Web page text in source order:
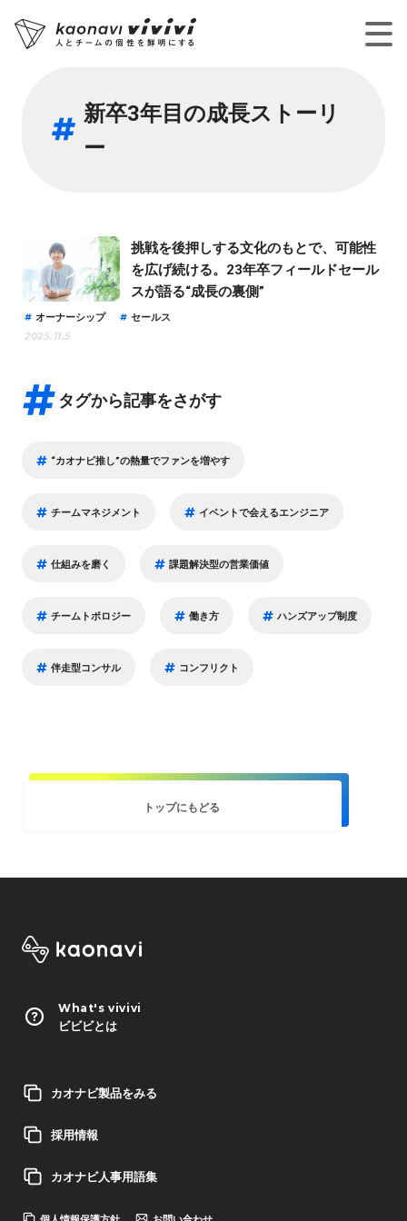
新卒3年目の成長ストーリ
ー
挑戦を後押しする文化のもとで、可能性
を広げ続ける。23年卒フィールドセール
スが語る“成長の裏側”
オーナーシップ
セールス
2025.11.5
タグから記事をさがす
“カオナビ推し”の熱量でファンを増やす
チームマネジメント イベントで会えるエンジニア
仕組みを磨く 課題解決型の営業価値
チームトポロジー 働き方 ハンズアップ制度
伴走型コンサル コンフリクト
トップにもどる
What's vivivi
ビビビとは
カオナビ製品をみる
採用情報
カオナビ人事用語集